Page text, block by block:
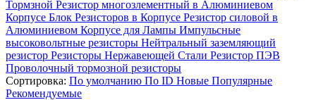
Тормзной Резистор многозлементный в Алюминиевом
Корпусе Блок Резисторов в Корпусе Резистор силовой в
Алюминиевом Корпусе для Лампы Импульсные
высоковольтные резисторы Нейтральный заземляющий
резистор Резисторы Нержавеющей Стали Резистор ПЭВ
Проволочный тормозной резисторы
Сортировка: По умолчанию По ID Новые Популярные
Рекомендуемые